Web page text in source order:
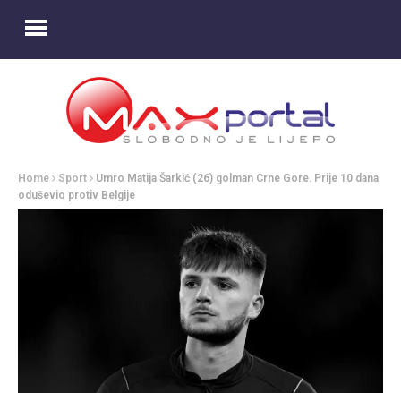
Home Sport
Umro Matija Šarkić (26) golman Crne Gore. Prije 10 dana
oduševio protiv Belgije